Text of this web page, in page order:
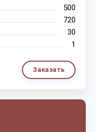
500
720
30
1
Заказать